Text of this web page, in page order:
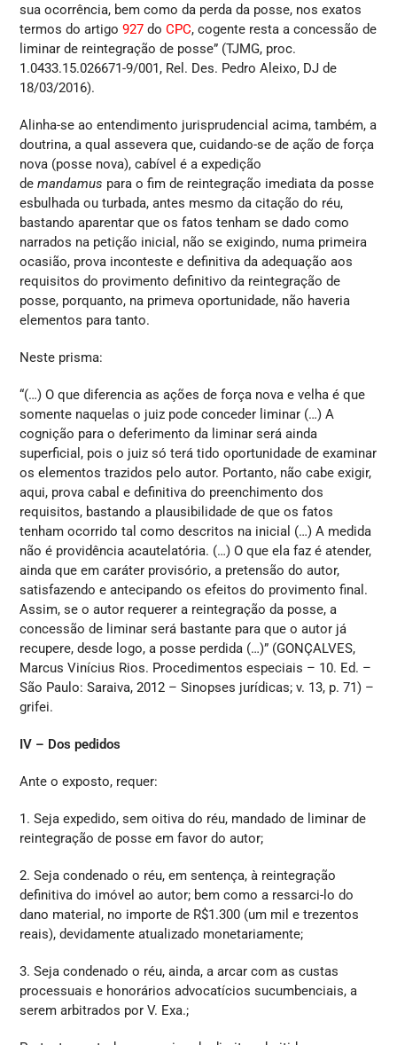
sua ocorrência, bem como da perda da posse, nos exatos
termos do artigo927 doCPC, cogente resta a concessão de
liminar de reintegração de posse” (TJMG, proc.
1.0433.15.026671-9/001, Rel. Des. Pedro Aleixo, DJ de
18/03/2016).
Alinha-se ao entendimento jurisprudencial acima, também, a
doutrina, a qual assevera que, cuidando-se de ação de força
nova (posse nova), cabível é a expedição
demandamus para o fim de reintegração imediata da posse
esbulhada ou turbada, antes mesmo da citação do réu,
bastando aparentar que os fatos tenham se dado como
narrados na petição inicial, não se exigindo, numa primeira
ocasião, prova inconteste e definitiva da adequação aos
requisitos do provimento definitivo da reintegração de
posse, porquanto, na primeva oportunidade, não haveria
elementos para tanto.
Neste prisma:
“(…) O que diferencia as ações de força nova e velha é que
somente naquelas o juiz pode conceder liminar (…) A
cognição para o deferimento da liminar será ainda
superficial, pois o juiz só terá tido oportunidade de examinar
os elementos trazidos pelo autor. Portanto, não cabe exigir,
aqui, prova cabal e definitiva do preenchimento dos
requisitos, bastando a plausibilidade de que os fatos
tenham ocorrido tal como descritos na inicial (…) A medida
não é providência acautelatória. (…) O que ela faz é atender,
ainda que em caráter provisório, a pretensão do autor,
satisfazendo e antecipando os efeitos do provimento final.
Assim, se o autor requerer a reintegração da posse, a
concessão de liminar será bastante para que o autor já
recupere, desde logo, a posse perdida (…)” (GONÇALVES,
Marcus Vinícius Rios. Procedimentos especiais – 10. Ed. –
São Paulo: Saraiva, 2012 – Sinopses jurídicas; v. 13, p. 71) –
grifei.
IV – Dos pedidos
Ante o exposto, requer:
1. Seja expedido, sem oitiva do réu, mandado de liminar de
reintegração de posse em favor do autor;
2. Seja condenado o réu, em sentença, à reintegração
definitiva do imóvel ao autor; bem como a ressarci-lo do
dano material, no importe de R$1.300 (um mil e trezentos
reais), devidamente atualizado monetariamente;
3. Seja condenado o réu, ainda, a arcar com as custas
processuais e honorários advocatícios sucumbenciais, a
serem arbitrados por V. Exa.;